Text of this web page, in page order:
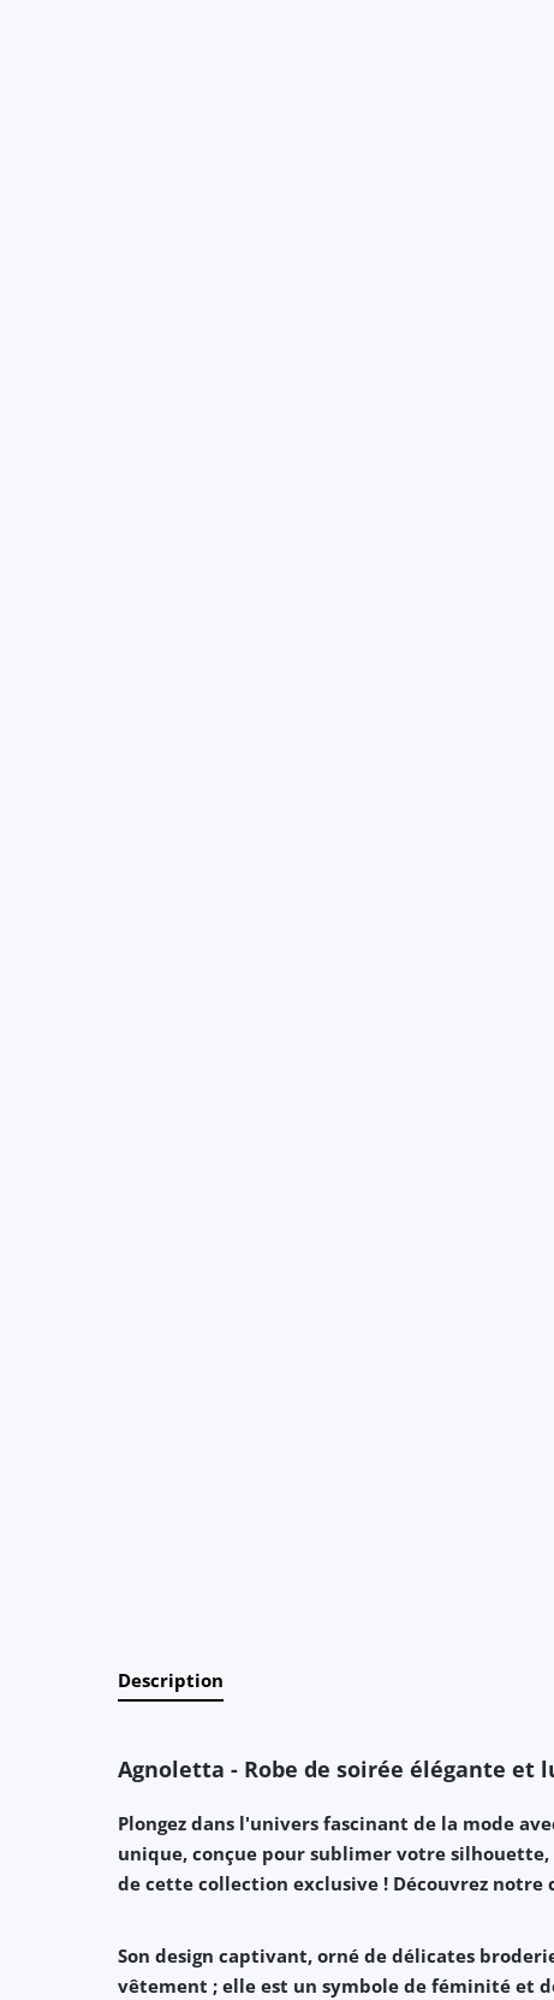
Description
Agnoletta - Robe de soirée élégante et
Plongez dans l'univers fascinant de la mode
unique, conçue pour sublimer votre
de cette collection exclusive ! Découvrez notre
Son design captivant, orné de délicates
vêtement ; elle est un symbole de féminité et